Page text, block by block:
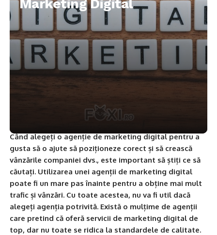
Marketing Digital
Când alegeți o agenție de marketing digital pentru a
gusta să o ajute să poziționeze corect și să crească
vânzările companiei dvs., este important să știți ce să
căutați. Utilizarea unei agenții de marketing digital
poate fi un mare pas înainte pentru a obține mai mult
trafic și vânzări. Cu toate acestea, nu va fi util dacă
alegeți agenția potrivită. Există o mulțime de agenții
care pretind că oferă servicii de marketing digital de
top, dar nu toate se ridica la standardele de calitate.